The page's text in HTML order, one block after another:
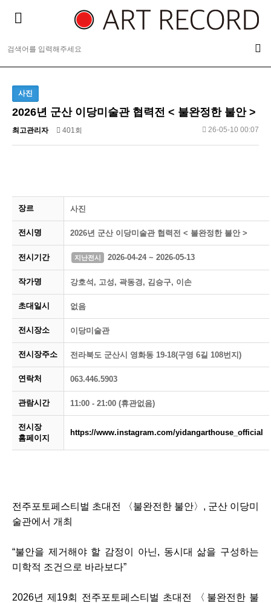
사진
2026년 군산 이당미술관 협력전 < 불완정한 불안 >
최고관리자 401회 26-05-10 00:07
장르 사진
전시명 2026년 군산 이당미술관 협력전 < 불완정한 불안 >
전시기간 지난전시 2026-04-24 ~ 2026-05-13
작가명 강호석, 고성, 곽동경, 김승구, 이손
초대일시 없음
전시장소 이당미술관
전시장주소 전라북도 군산시 영화동 19-18(구영 6길 108번지)
연락처 063.446.5903
관람시간 11:00 - 21:00 (휴관없음)
전시장
홈페이지
https://www.instagram.com/yidangarthouse_official
전주포토페스티벌 초대전 〈불완전한 불안〉, 군산 이당미
술관에서 개최
“불안을 제거해야 할 감정이 아닌, 동시대 삶을 구성하는
미학적 조건으로 바라보다”
2026년 제19회 전주포토페스티벌 초대전 〈불완전한 불